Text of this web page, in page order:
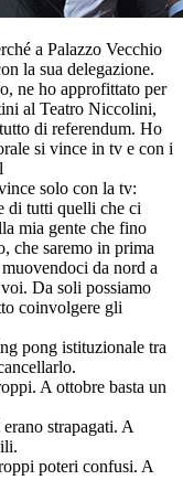
a Palazzo Vecchio
la sua delegazione.
ne ho approfittato per
al Teatro Niccolini,
di referendum. Ho
si vince in tv e con i
solo con la tv:
di tutti quelli che ci
mia gente che fino
che saremo in prima
da nord a
Da soli possiamo
coinvolgere gli
pong istituzionale tra
A ottobre basta un
strapagati. A
poteri confusi. A